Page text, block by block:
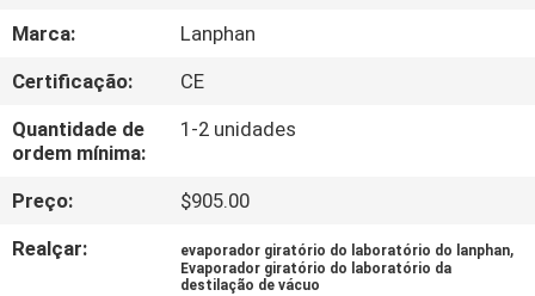
SOBRE
NÓS
EXCURSÃO
DA
FÁBRICA
Marca:
Lanphan
Certificação:
CE
Quantidade de
ordem mínima:
1-2 unidades
Preço:
$905.00
Realçar:
evaporador giratório do laboratório do lanphan,
Evaporador giratório do laboratório da
destilação de vácuo